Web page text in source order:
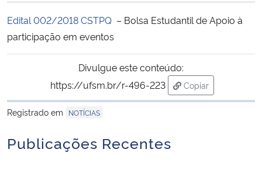
Ministério de Minas e Energia
Ministério da Ciência, Tecnologia, Inovações e Comunicações
Ministério do Meio Ambiente
Ministério do Turismo
Edital 002/2018 CSTPQ – Bolsa Estudantil de Apoio à
participação em eventos
Divulgue este conteúdo:
https://ufsm.br/r-496-223
Copiar
para área de
Registrado em
NOTÍCIAS
Publicações Recentes